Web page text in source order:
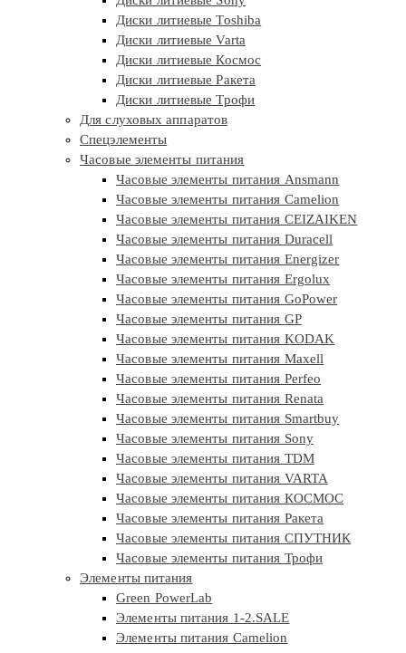
Диски литиевые Toshiba
Диски литиевые Varta
Диски литиевые Космос
Диски литиевые Ракета
Диски литиевые Трофи
Для слуховых аппаратов
Спецэлементы
Часовые элементы питания
Часовые элементы питания Ansmann
Часовые элементы питания Camelion
Часовые элементы питания CEIZAIKEN
Часовые элементы питания Duracell
Часовые элементы питания Energizer
Часовые элементы питания Ergolux
Часовые элементы питания GoPower
Часовые элементы питания GP
Часовые элементы питания KODAK
Часовые элементы питания Maxell
Часовые элементы питания Perfeo
Часовые элементы питания Renata
Часовые элементы питания Smartbuy
Часовые элементы питания Sony
Часовые элементы питания TDM
Часовые элементы питания VARTA
Часовые элементы питания КОСМОС
Часовые элементы питания Ракета
Часовые элементы питания СПУТНИК
Часовые элементы питания Трофи
Элементы питания
Green PowerLab
Элементы питания 1-2.SALE
Элементы питания Camelion